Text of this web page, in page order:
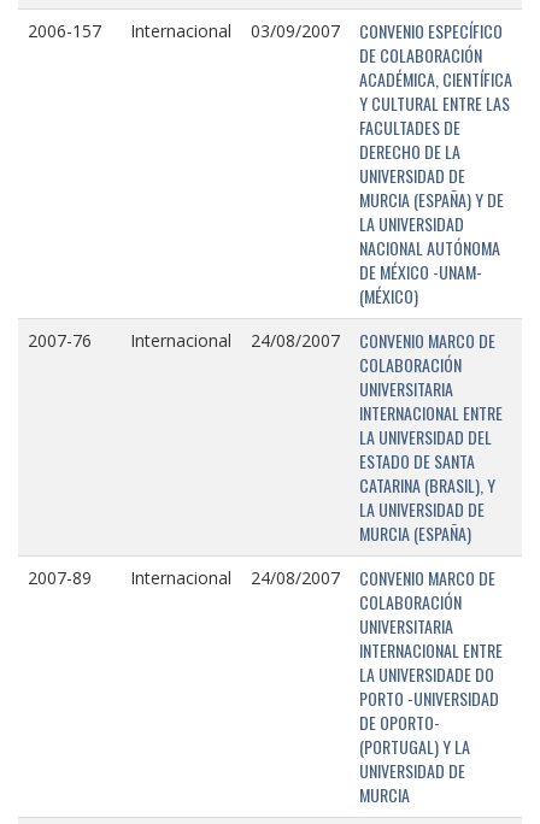
2006-157 Internacional 03/09/2007
CONVENIO ESPECÍFICO
DE COLABORACIÓN
ACADÉMICA, CIENTÍFICA
Y CULTURAL ENTRE LAS
FACULTADES DE
DERECHO DE LA
UNIVERSIDAD DE
MURCIA (ESPAÑA) Y DE
LA UNIVERSIDAD
NACIONAL AUTÓNOMA
DE MÉXICO -UNAM-
(MÉXICO)
2007-76 Internacional 24/08/2007
CONVENIO MARCO DE
COLABORACIÓN
UNIVERSITARIA
INTERNACIONAL ENTRE
LA UNIVERSIDAD DEL
ESTADO DE SANTA
CATARINA (BRASIL), Y
LA UNIVERSIDAD DE
MURCIA (ESPAÑA)
2007-89 Internacional 24/08/2007
CONVENIO MARCO DE
COLABORACIÓN
UNIVERSITARIA
INTERNACIONAL ENTRE
LA UNIVERSIDADE DO
PORTO -UNIVERSIDAD
DE OPORTO-
(PORTUGAL) Y LA
UNIVERSIDAD DE
MURCIA